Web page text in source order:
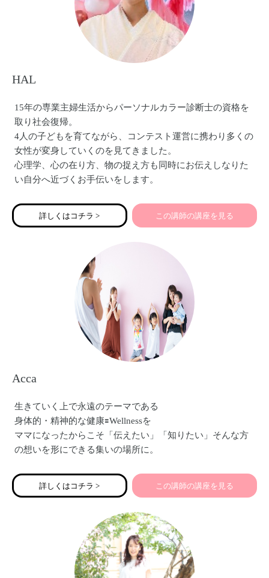
HAL
15年の専業主婦生活からパーソナルカラー診断士の資格を
取り社会復帰。
4人の子どもを育てながら、コンテスト運営に携わり多くの
女性が変身していくのを見てきました。
心理学、心の在り方、物の捉え方も同時にお伝えしなりた
い自分へ近づくお手伝いをします。
詳しくはコチラ > この講師の講座を見る
Acca
生きていく上で永遠のテーマである
身体的・精神的な健康🟰Wellnessを
ママになったからこそ「伝えたい」「知りたい」そんな方
の想いを形にできる集いの場所に。
詳しくはコチラ > この講師の講座を見る